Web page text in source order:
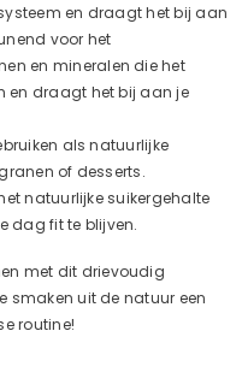
en draagt het bij aan
voor het
en mineralen die het
en draagt het bij aan je
als natuurlijke
of desserts.
natuurlijke suikergehalte
dag fit te blijven.
met dit drievoudig
smaken uit de natuur een
routine!